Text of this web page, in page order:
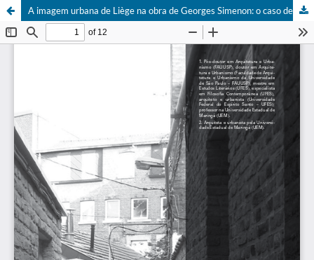
A imagem urbana de Liège na obra de Georges Simenon: o caso de Le pendu de Saint-Pholien - DOI: 10.5752/P.2316-1752.2013v20n27p48